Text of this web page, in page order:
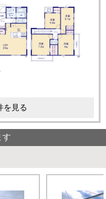
を見る
す